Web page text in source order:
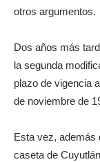
otros argumentos.
Dos años más
la segunda
plazo de vigencia
de noviembre de
Esta vez, además
caseta de